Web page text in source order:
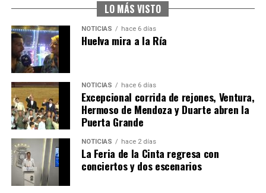
Huelvatv
4º DÍA DE LAS FIESTAS COLOMBINAS 2026
hace 1 semana · Huelvatv
LO MÁS VISTO
NOTICIAS hace 6 días
Huelva mira a la Ría
NOTICIAS hace 6 días
Excepcional corrida de rejones, Ventura,
Hermoso de Mendoza y Duarte abren la
Puerta Grande
NOTICIAS hace 2 días
La Feria de la Cinta regresa con
conciertos y dos escenarios